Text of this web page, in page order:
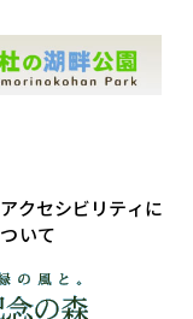
アクセシビリティに
ついて